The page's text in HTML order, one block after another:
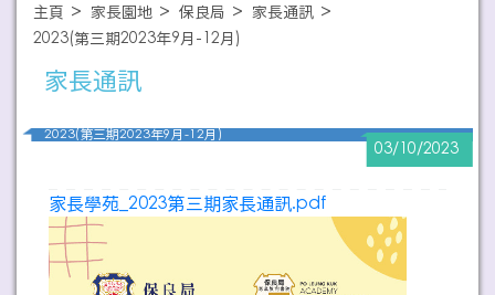
主頁 家長園地 保良局
家長通訊
2023(第三期2023年9月-12月)
家長通訊
2023(第三期2023年9月-12月)
03/10/2023
家長學苑_2023第三期家長通訊.pdf